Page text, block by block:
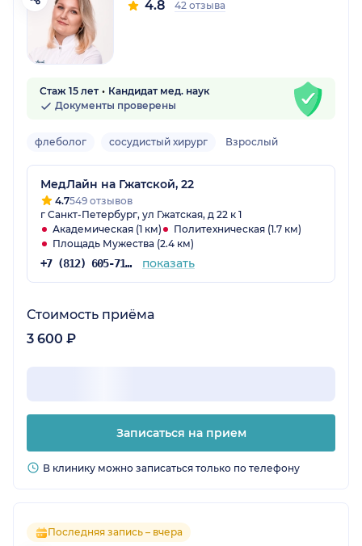
4.8 42 отзыва
Стаж 15 лет
Кандидат мед. наук
Документы проверены
флеболог сосудистый хирург Взрослый
МедЛайн на Гжатской, 22
4.7549 отзывов
г Санкт-Петербург, ул Гжатская, д 22 к 1
Академическая (1 км)
Политехническая (1.7 км)
Площадь Мужества (2.4 км)
+7 (812) 605-71-47 показать
Стоимость приёма
3 600 ₽
Записаться на прием
В клинику можно записаться только по телефону
Последняя запись – вчера